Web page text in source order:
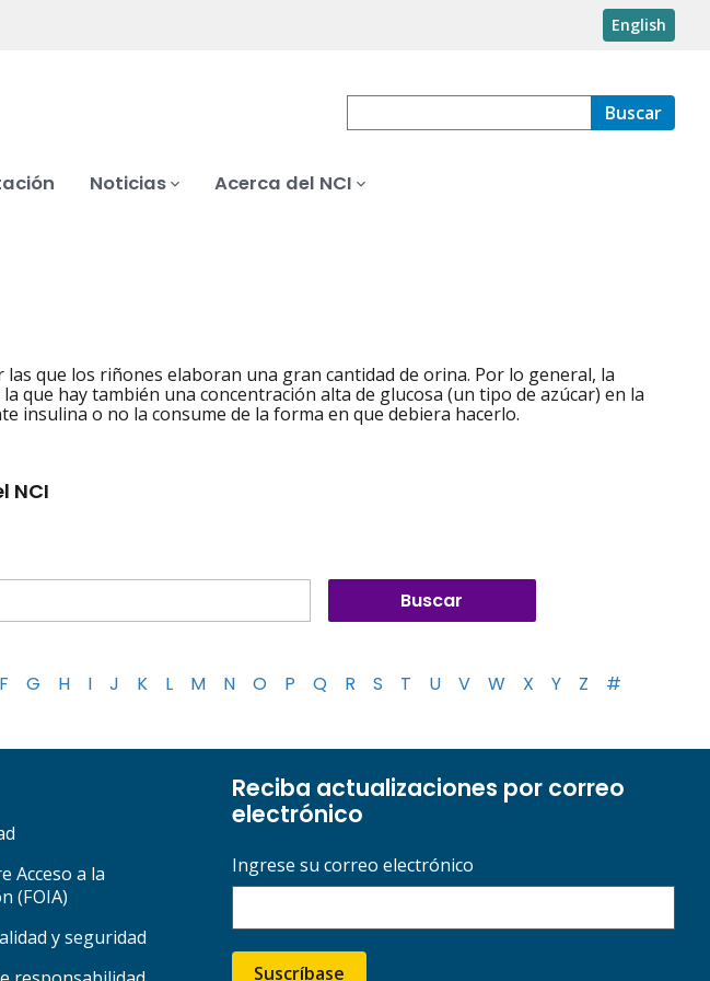
English
Buscar
Noticias Acerca del NCI
que los riñones elaboran una gran cantidad de orina. Por lo general, la
que hay también una concentración alta de glucosa (un tipo de azúcar) en la
insulina o no la consume de la forma en que debiera hacerlo.
NCI
F G H I J K L M N O P Q R S T U V W X Y Z #
Acceso a la
(FOIA)
y seguridad
Reciba actualizaciones por correo
electrónico
Ingrese su correo electrónico
Suscríbase